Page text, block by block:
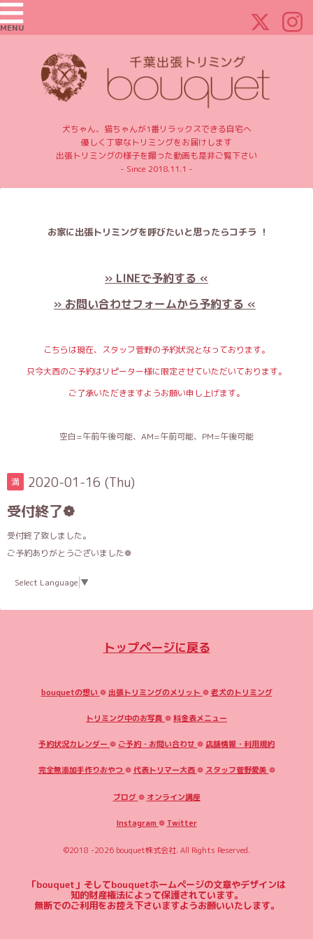
MENU
犬ちゃん、猫ちゃんが1番リラックスできる自宅へ
優しく丁寧なトリミングをお届けします
出張トリミングの様子を撮った動画も是非ご覧下さい
- Since 2018.11.1 -
お家に出張トリミングを呼びたいと思ったらコチラ ！
» LINEで予約する «
» お問い合わせフォームから予約する «
こちらは現在、スタッフ菅野の予約状況となっております。
只今大西のご予約はリピーター様に限定させていただいております。
ご了承いただきますようお願い申し上げます。
空白=午前午後可能、AM=午前可能、PM=午後可能
満 2020-01-16 (Thu)
受付終了❁
受付終了致しました。
ご予約ありがとうございました❁
Select Language ▼
トップページに戻る
bouquetの想い ❁ 出張トリミングのメリット ❁老犬のトリミング
トリミング中のお写真 ❁料金表メニュー
予約状況カレンダー ❁ ご予約・お問い合わせ ❁ 店舗情報・利用規約
完全無添加手作りおやつ ❁代表トリマー大西❁ スタッフ菅野愛美 ❁
ブログ❁ オンライン講座
Instagram ❁Twitter
©2018 -2026 bouquet株式会社. All Rights Reserved.
「bouquet」そしてbouquetホームページの文章やデザインは
知的財産権法によって保護されています。
無断でのご利用をお控え下さいますようお願いいたします。